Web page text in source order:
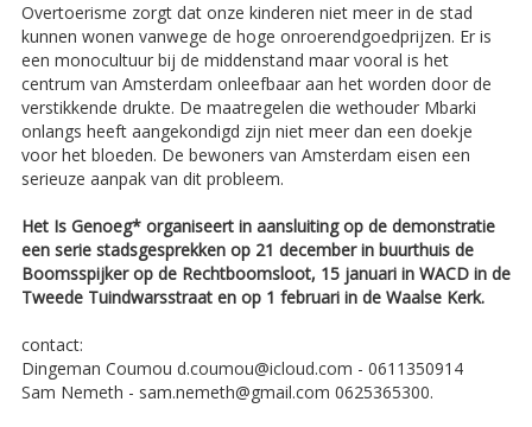
Overtoerisme zorgt dat onze kinderen niet meer in de stad
kunnen wonen vanwege de hoge onroerendgoedprijzen. Er is
een monocultuur bij de middenstand maar vooral is het
centrum van Amsterdam onleefbaar aan het worden door de
verstikkende drukte. De maatregelen die wethouder Mbarki
onlangs heeft aangekondigd zijn niet meer dan een doekje
voor het bloeden. De bewoners van Amsterdam eisen een
serieuze aanpak van dit probleem.
Het Is Genoeg* organiseert in aansluiting op de demonstratie
een serie stadsgesprekken op 21 december in buurthuis de
Boomsspijker op de Rechtboomsloot, 15 januari in WACD in de
Tweede Tuindwarsstraat en op 1 februari in de Waalse Kerk.
contact:
Dingeman Coumou d.coumou@icloud.com - 0611350914
Sam Nemeth - sam.nemeth@gmail.com 0625365300.